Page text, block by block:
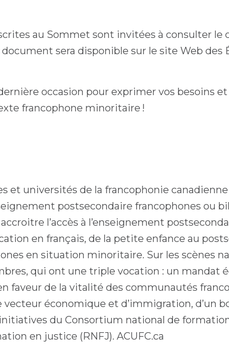
au Sommet sont invitées à consulter
sera disponible sur le site Web des
occasion pour exprimer vos besoins et
francophone minoritaire !
et universités de la francophonie
postsecondaire francophones ou
l’accès à l’enseignement
en français, de la petite enfance au
en situation minoritaire. Sur les scènes
qui ont une triple vocation : un mandat
faveur de la vitalité des communautés
économique et d’immigration, d’un
du Consortium national de formation
en justice (RNFJ). ACUFC.ca